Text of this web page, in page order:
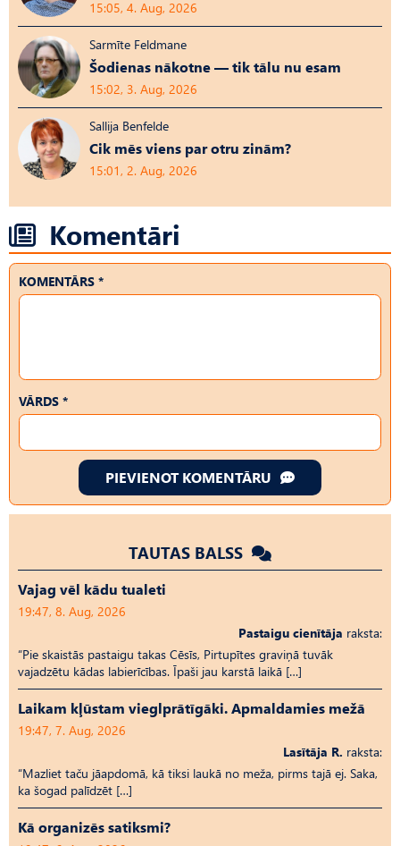
15:05, 4. Aug, 2026
Sarmīte Feldmane
Šodienas nākotne — tik tālu nu esam
15:02, 3. Aug, 2026
Sallija Benfelde
Cik mēs viens par otru zinām?
15:01, 2. Aug, 2026
Komentāri
KOMENTĀRS *
VĀRDS *
PIEVIENOT KOMENTĀRU
TAUTAS BALSS
Vajag vēl kādu tualeti
19:47, 8. Aug, 2026
Pastaigu cienītāja raksta:
“Pie skaistās pastaigu takas Cēsīs, Pirtupītes graviņā tuvāk
vajadzētu kādas labierīcības. Īpaši jau karstā laikā […]
Laikam kļūstam vieglprātīgāki. Apmaldamies mežā
19:47, 7. Aug, 2026
Lasītāja R. raksta:
“Mazliet taču jāapdomā, kā tiksi laukā no meža, pirms tajā ej. Saka,
ka šogad palīdzēt […]
Kā organizēs satiksmi?